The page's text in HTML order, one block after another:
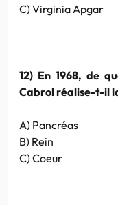
C) Virginia Apgar
12) En 1968, de
Cabrol réalise-t-il
A) Pancréas
B) Rein
C) Coeur